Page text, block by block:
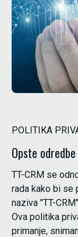
POLITIKA
Opste odredbe
TT-CRM se
rada kako bi se
naziva "TT-
Ova politika
primanje,